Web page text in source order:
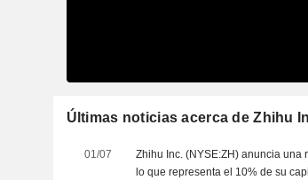
Últimas noticias acerca de Zhihu
01/07
Zhihu Inc. (NYSE:ZH) anuncia
lo que representa el 10% de su